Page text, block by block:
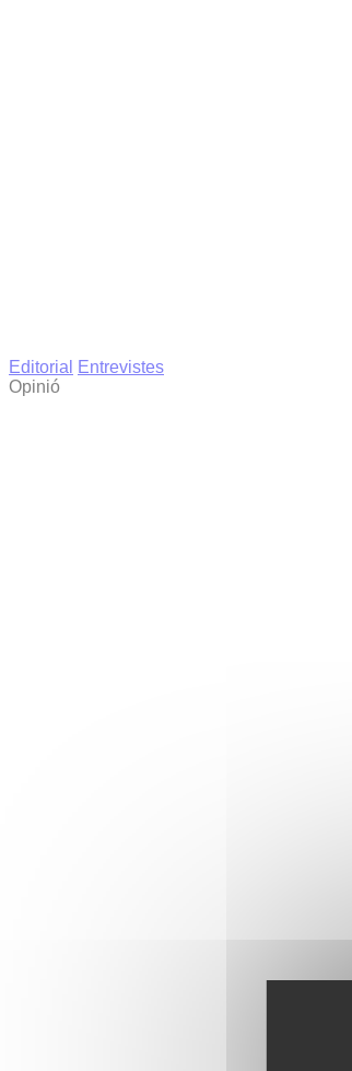
Editorial
Entrevistes
Opinió